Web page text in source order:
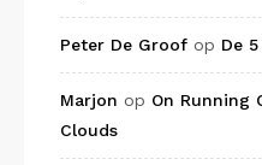
Peter De Groof op De
Marjon op On Running
Clouds